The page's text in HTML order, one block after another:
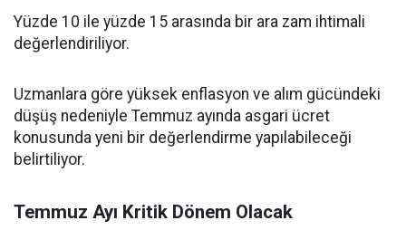
Yüzde 10 ile yüzde 15 arasında bir ara zam ihtimali
değerlendiriliyor.
Uzmanlara göre yüksek enflasyon ve alım gücündeki
düşüş nedeniyle Temmuz ayında asgari ücret
konusunda yeni bir değerlendirme yapılabileceği
belirtiliyor.
Temmuz Ayı Kritik Dönem Olacak